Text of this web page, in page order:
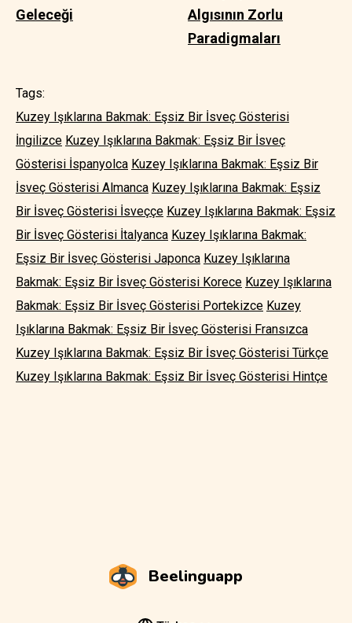
Geleceği
Algısının Zorlu
Paradigmaları
Tags:
Kuzey Işıklarına Bakmak: Eşsiz Bir İsveç Gösterisi
İngilizce Kuzey Işıklarına Bakmak: Eşsiz Bir İsveç
Gösterisi İspanyolca Kuzey Işıklarına Bakmak: Eşsiz Bir
İsveç Gösterisi Almanca Kuzey Işıklarına Bakmak: Eşsiz
Bir İsveç Gösterisi İsveççe Kuzey Işıklarına Bakmak: Eşsiz
Bir İsveç Gösterisi İtalyanca Kuzey Işıklarına Bakmak:
Eşsiz Bir İsveç Gösterisi Japonca Kuzey Işıklarına
Bakmak: Eşsiz Bir İsveç Gösterisi Korece Kuzey Işıklarına
Bakmak: Eşsiz Bir İsveç Gösterisi Portekizce Kuzey
Işıklarına Bakmak: Eşsiz Bir İsveç Gösterisi Fransızca
Kuzey Işıklarına Bakmak: Eşsiz Bir İsveç Gösterisi Türkçe
Kuzey Işıklarına Bakmak: Eşsiz Bir İsveç Gösterisi Hintçe
Beelinguapp